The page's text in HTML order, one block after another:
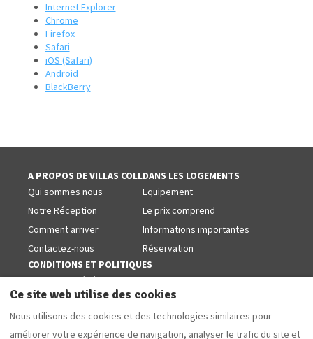
Internet Explorer
Chrome
Firefox
Safari
iOS (Safari)
Android
BlackBerry
A PROPOS DE VILLAS COLL
Qui sommes nous
Notre Réception
Comment arriver
Contactez-nous
DANS LES LOGEMENTS
Equipement
Le prix comprend
Informations importantes
Réservation
CONDITIONS ET POLITIQUES
Conditions générales
Politiques de cookies
Avis juridique
Ce site web utilise des cookies
Nous utilisons des cookies et des technologies similaires pour
améliorer votre expérience de navigation, analyser le trafic du site et